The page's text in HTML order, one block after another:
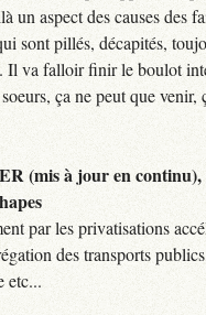
un aspect des causes des
sont pillés, décapités,
Il va falloir finir le boulot
ça ne peut que venir,
(mis à jour en continu),
par les privatisations
des transports
etc...